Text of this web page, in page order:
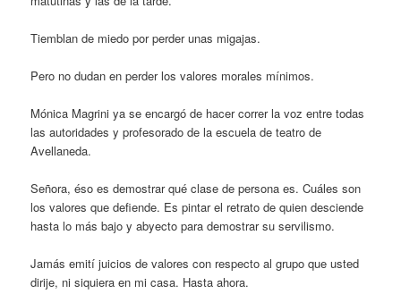
Tiemblan de miedo por perder unas migajas.
Pero no dudan en perder los valores morales mínimos.
Mónica Magrini ya se encargó de hacer correr la voz entre todas
las autoridades y profesorado de la escuela de teatro de
Avellaneda.
Señora, éso es demostrar qué clase de persona es. Cuáles son
los valores que defiende. Es pintar el retrato de quien desciende
hasta lo más bajo y abyecto para demostrar su servilismo.
Jamás emití juicios de valores con respecto al grupo que usted
dirije, ni siquiera en mi casa. Hasta ahora.